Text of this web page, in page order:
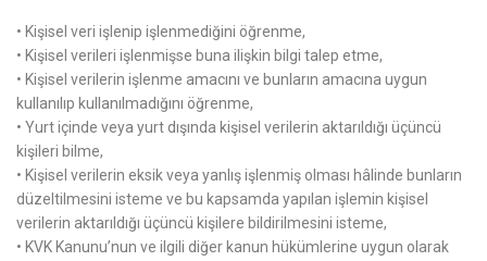
• Kişisel veri işlenip işlenmediğini öğrenme,
• Kişisel verileri işlenmişse buna ilişkin bilgi talep etme,
• Kişisel verilerin işlenme amacını ve bunların amacına uygun
kullanılıp kullanılmadığını öğrenme,
• Yurt içinde veya yurt dışında kişisel verilerin aktarıldığı üçüncü
kişileri bilme,
• Kişisel verilerin eksik veya yanlış işlenmiş olması hâlinde bunların
düzeltilmesini isteme ve bu kapsamda yapılan işlemin kişisel
verilerin aktarıldığı üçüncü kişilere bildirilmesini isteme,
• KVK Kanunu’nun ve ilgili diğer kanun hükümlerine uygun olarak